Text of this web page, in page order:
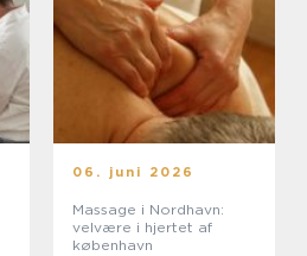
06. juni 2026
Massage i Nordhavn:
velvære i hjertet af
københavn